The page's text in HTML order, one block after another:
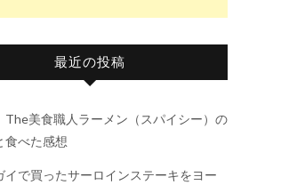
最近の投稿
美食職人ラーメン（スパイシー）の
食べた感想
イで買ったサーロインステーキをヨー